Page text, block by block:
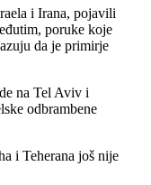
i Irana, pojavili
poruke koje
da je primirje
na Tel Aviv i
odbrambene
i Teherana još nije